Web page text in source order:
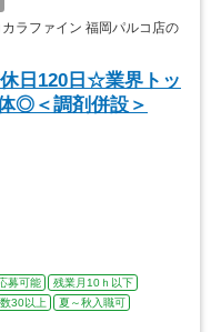
ラファイン 福岡パルコ店の
日120日☆業界トッ
◎＜調剤併設＞
募可能
残業月10ｈ以下
30以上
夏～秋入職可